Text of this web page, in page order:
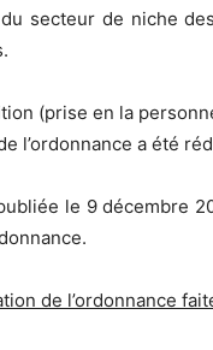
secteur de niche
(prise en la
l’ordonnance a été
le 9 décembre
de l’ordonnance